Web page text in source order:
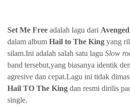
Set Me Free adalah lagu dari
dalam album Hail to The King yang
silam.Ini adalah salah satu lagu Slow
band tersebut,yang biasanya identik
agresive dan cepat.Lagu ini tidak
Hail TO The King dan resmi dirilis
single.